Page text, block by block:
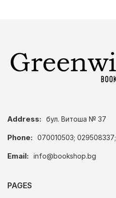
Address: бул. Витоша № 37
Phone: 070010503; 029508337;
Email: info@bookshop.bg
PAGES